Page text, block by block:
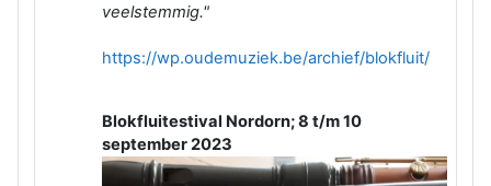
veelstemmig."
https://wp.oudemuziek.be/archief/blokfluit/
Blokfluitestival Nordorn; 8 t/m 10
september 2023